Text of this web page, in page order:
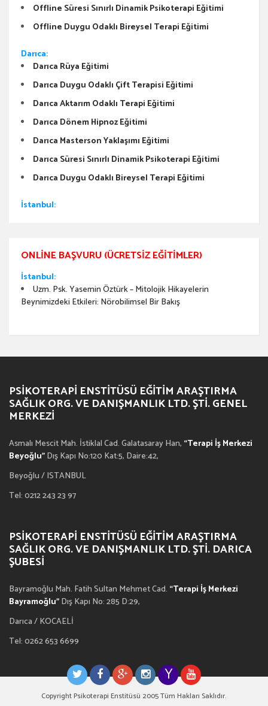
Offline Süresi Sınırlı Dinamik Psikoterapi Eğitimi
Offline Duygu Odaklı Bireysel Terapi Eğitimi
Darıca:
Darıca Rüya Eğitimi
Darıca Duygu Odaklı Çift Terapisi Eğitimi
Darıca Aktarım Odaklı Terapi Eğitimi
Darıca Dönem Hipnoz Eğitimi
Darıca Masterson Yaklaşımı Eğitimi
Darıca Süresi Sınırlı Dinamik Psikoterapi Eğitimi
Darıca Duygu Odaklı Bireysel Terapi Eğitimi
İstanbul:
ONLINE BAŞVURU (ÜCRETSIZ EĞITIMLER)
İstanbul:
Uzm. Psk. Yasemin Öztürk – Mitolojik Hikayelerin
Beynimizdeki Etkileri: Nörobilimsel Bir Bakış
PSIKOTERAPI ENSTITÜSÜ EĞITIM ARAŞTIRMA
SAĞLIK ORG. VE DANIŞMANLIK LTD. ŞTI. GENEL
MERKEZI
Asmalı Mescit Mah. İstiklal Cad. Galatasaray Han, “Terapi İş Merkezi
Beyoğlu”Dış Kapı No:120 Kat:5, Daire:42,
Beyoğlu / ISTANBUL
Tel: 0212 243 23 97
PSIKOTERAPI ENSTITÜSÜ EĞITIM ARAŞTIRMA
SAĞLIK ORG. VE DANIŞMANLIK LTD. ŞTI. DARICA
ŞUBESI
Bayramoğlu Mah. Fatih Sultan Mehmet Cad. “Terapi İş Merkezi
Bayramoğlu”Dış Kapı No: 285 D:29,
Darıca / KOCAELİ
Tel: 0262 653 6699
Copyright Psikoterapi Enstitüsü 2005 Tüm Hakları Saklıdır.